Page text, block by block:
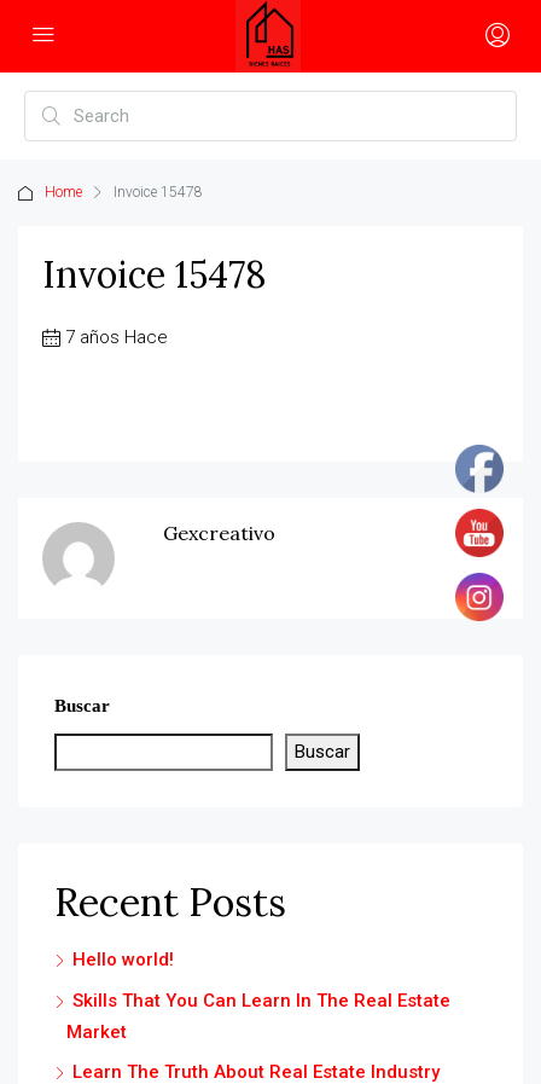
Home Invoice 15478
Invoice 15478
7 años Hace
Gexcreativo
Buscar
Buscar
Recent Posts
Hello world!
Skills That You Can Learn In The Real Estate
Market
Learn The Truth About Real Estate Industry